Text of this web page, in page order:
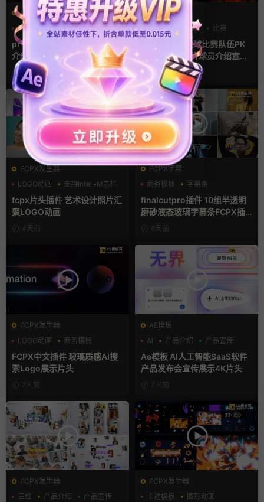
PR基本图形mogrt
PR基本图形
PR字幕模板
人物介绍
pr字幕模板 9组胶带贴纸人物
介绍角标动画PR模版
15小时前
AE模板
分数
字幕模板 比赛
ae体育模板 足球比赛队伍PK
比分牌对决卡片球员介绍宣传
视频AE模板
16小时前
FCPX发生器
LOGO动画
支持Intel+M芯片
汇聚
fcpx片头插件 艺术设计照片汇
聚LOGO动画
4天前
FCPX字幕
商务模板
字幕条
finalcutpro插件 10组半透明
磨砂液态玻璃字幕条FCPX插
6天前
FCPX发生器
LOGO动画
商务模板
支持Intel+M芯片
FCPX中文插件 玻璃质感AI搜
索Logo展示片头
7天前
AE模板
AI
产品介绍 产品宣传
Ae模板 AI人工智能SaaS软件
产品发布会宣传展示4K片头
7天前
FCPX发生器
三维
产品介绍 产品宣传
FCPX发生器
卡通模板
图形动画